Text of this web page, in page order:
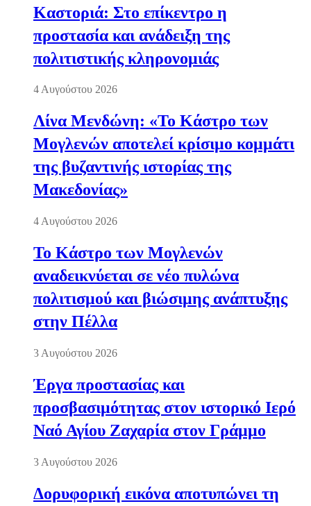
Καστοριά: Στο επίκεντρο η
προστασία και ανάδειξη της
πολιτιστικής κληρονομιάς
4 Αυγούστου 2026
Λίνα Μενδώνη: «Το Κάστρο των
Μογλενών αποτελεί κρίσιμο κομμάτι
της βυζαντινής ιστορίας της
Μακεδονίας»
4 Αυγούστου 2026
Το Κάστρο των Μογλενών
αναδεικνύεται σε νέο πυλώνα
πολιτισμού και βιώσιμης ανάπτυξης
στην Πέλλα
3 Αυγούστου 2026
Έργα προστασίας και
προσβασιμότητας στον ιστορικό Ιερό
Ναό Αγίου Ζαχαρία στον Γράμμο
3 Αυγούστου 2026
Δορυφορική εικόνα αποτυπώνει τη